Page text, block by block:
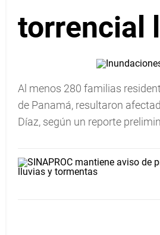
torrencial
Al menos 280 familias
de Panamá, resultaron
Díaz, según un reporte